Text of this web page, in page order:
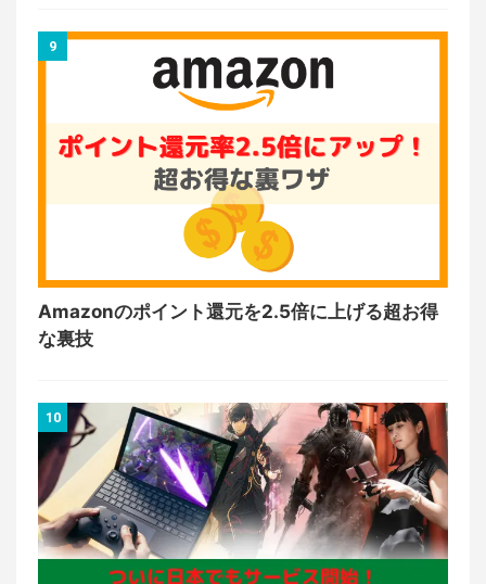
9
Amazonのポイント還元を2.5倍に上げる超お得
な裏技
10